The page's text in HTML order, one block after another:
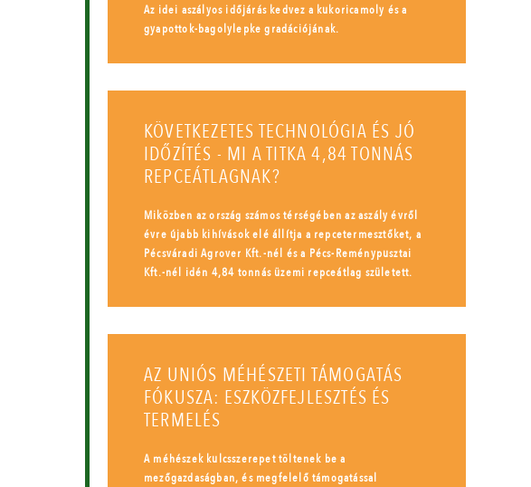
Az idei aszályos időjárás kedvez a kukoricamoly és a
gyapottok-bagolylepke gradációjának.
KÖVETKEZETES TECHNOLÓGIA ÉS JÓ
IDŐZÍTÉS - MI A TITKA 4,84 TONNÁS
REPCEÁTLAGNAK?
Miközben az ország számos térségében az aszály évről
évre újabb kihívások elé állítja a repcetermesztőket, a
Pécsváradi Agrover Kft.-nél és a Pécs-Reménypusztai
Kft.-nél idén 4,84 tonnás üzemi repceátlag született.
AZ UNIÓS MÉHÉSZETI TÁMOGATÁS
FÓKUSZA: ESZKÖZFEJLESZTÉS ÉS
TERMELÉS
A méhészek kulcsszerepet töltenek be a
mezőgazdaságban, és megfelelő támogatással